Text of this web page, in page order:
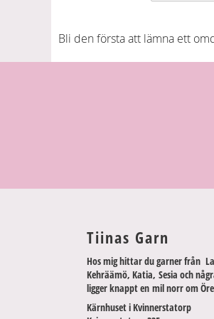
Bli den första att lämna ett
Tiinas Garn
Hos mig hittar du garner från
Kehräämö, Katia, Sesia och
ligger knappt en mil norr om
Kärnhuset i Kvinnerstatorp